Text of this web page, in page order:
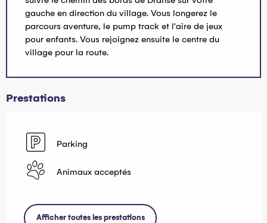
gauche en direction du village. Vous longerez le
parcours aventure, le pump track et l'aire de jeux
pour enfants. Vous rejoignez ensuite le centre du
village pour la route.
Prestations
Parking
Animaux acceptés
Afficher toutes les prestations